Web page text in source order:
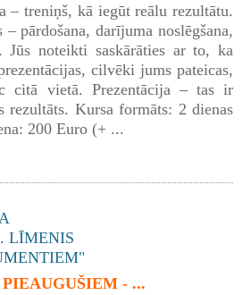
– treniņš, kā iegūt reālu rezultātu.
pārdošana, darījuma noslēgšana,
Jūs noteikti saskārāties ar to, ka
cilvēki jums pateicas,
citā vietā. Prezentācija – tas ir
rezultāts. Kursa formāts: 2 dienas
200 Euro (+ ...
- ...